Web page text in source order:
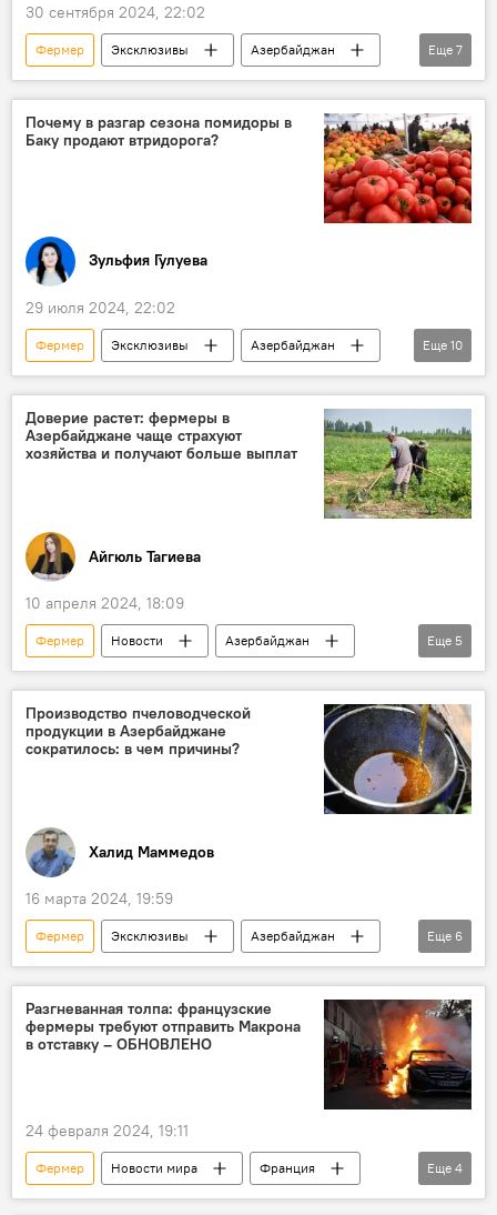
30 сентября 2024, 22:02
Фермер Эксклюзивы
Азербайджан
агропромышленный комплекс
Сельское хозяйство
Сельскохозяйственная продукция
посевы
Фонд аграрного страхования
Еще 7
Почему в разгар сезона помидоры в
Баку продают втридорога?
Зульфия Гулуева
29 июля 2024, 22:02
Фермер Эксклюзивы
Азербайджан
Общество
Потребители
Рынок
Цены на сельхозпродукты
помидоры
Еще 10
Доверие растет: фермеры в
Азербайджане чаще страхуют
хозяйства и получают больше выплат
Айгюль Тагиева
10 апреля 2024, 18:09
Фермер Новости
Азербайджан
Экономика
Сельское хозяйство
страховка
Урожай
Фонд аграрного страхования
Еще 5
Производство пчеловодческой
продукции в Азербайджане
сократилось: в чем причины?
Халид Маммедов
16 марта 2024, 19:59
Фермер Эксклюзивы
Азербайджан
Экономика
Пчеловодство
Мед
мнение
Цена Сельское хозяйство
Еще 6
Разгневанная толпа: французские
фермеры требуют отправить Макрона
в отставку – ОБНОВЛЕНО
24 февраля 2024, 19:11
Фермер Новости мира
Франция
Протесты
Эммануэль Макрон
Еще 4